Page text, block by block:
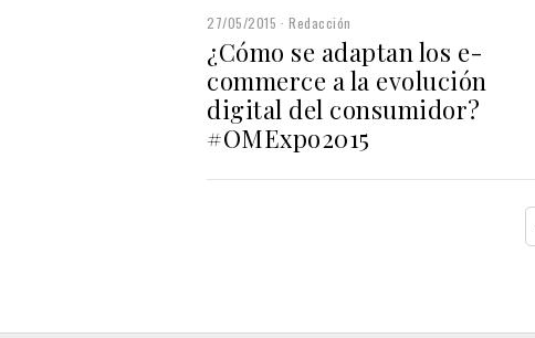
27/05/2015 Redacción
¿Cómo se adaptan los e-
commerce a la evolución
digital del consumidor?
#OMExpo2015